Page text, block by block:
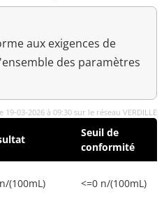
aux exigences de
des paramètres
03-2026 à 09:30 sur le réseau VERDILLE
Seuil de
conformité
(100mL) <=0 n/(100mL)